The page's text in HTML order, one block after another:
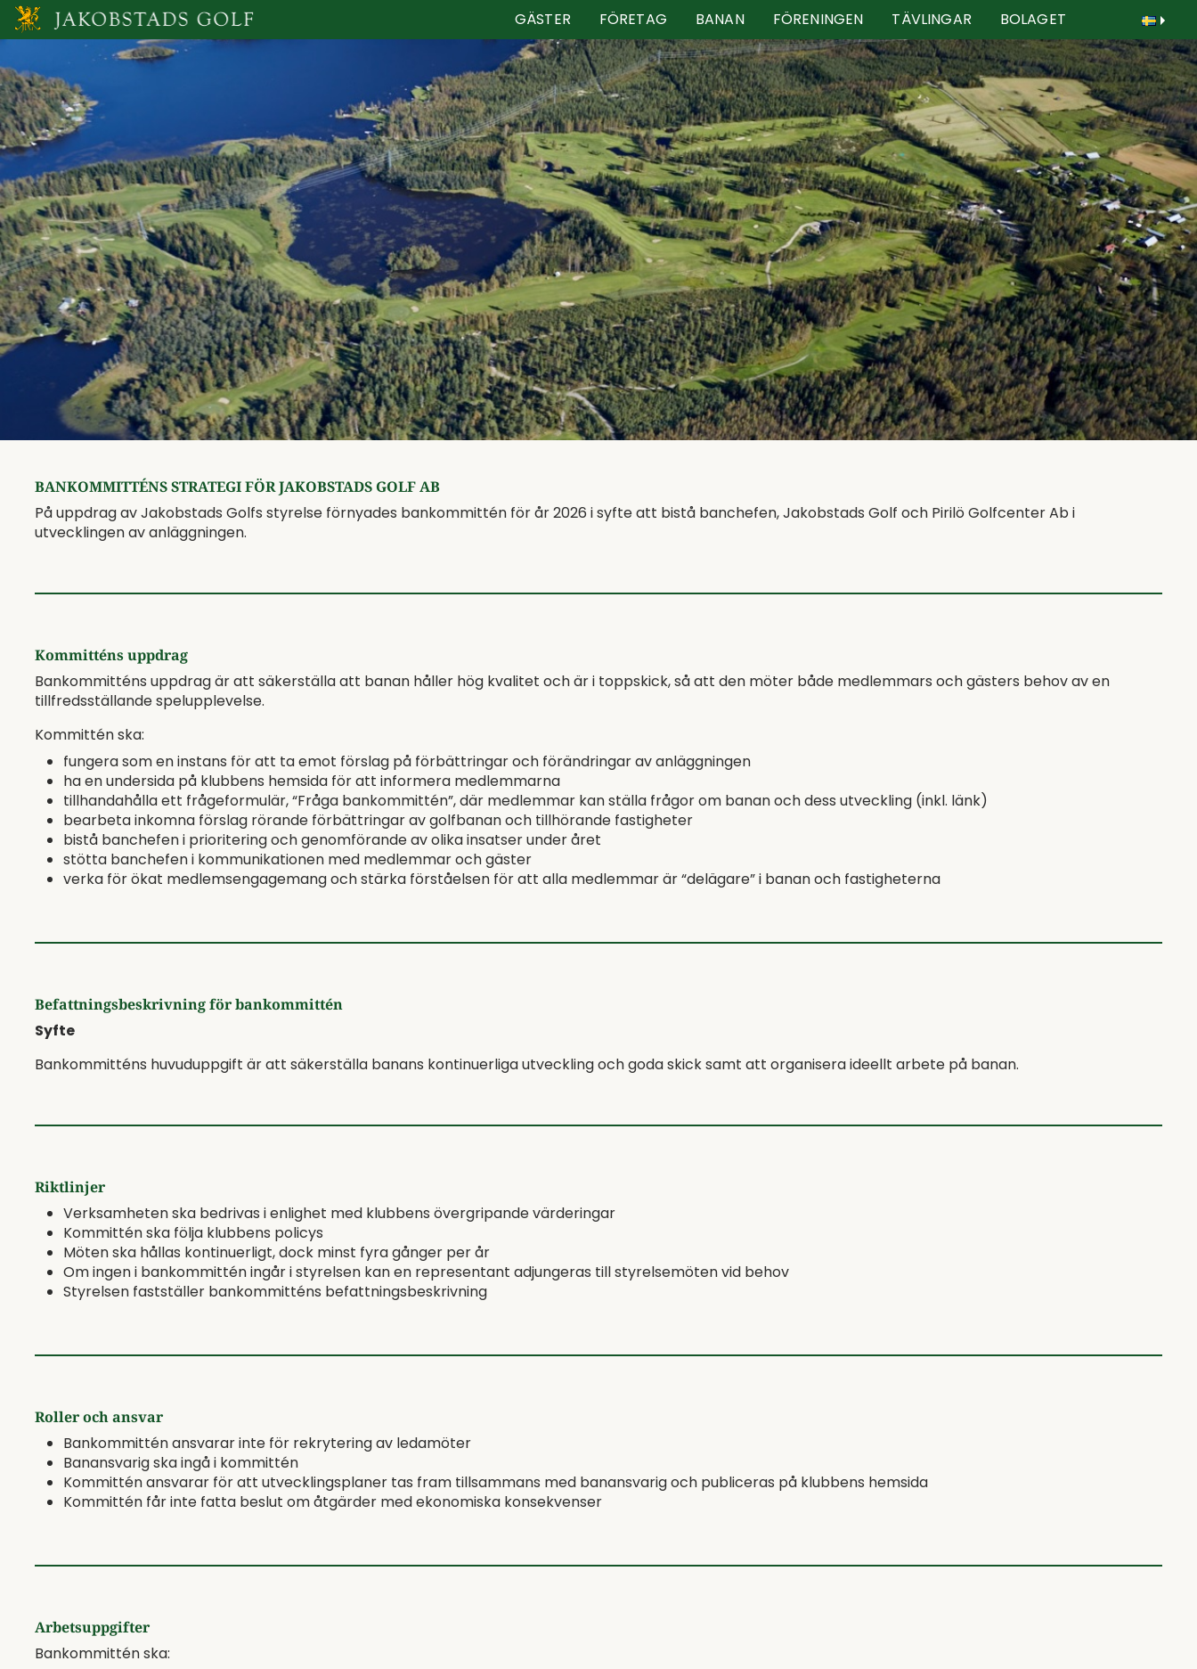
GÄSTER FÖRETAG BANAN FÖRENINGEN TÄVLINGAR BOLAGET
BANKOMMITTÉNS STRATEGI FÖR JAKOBSTADS GOLF AB
På uppdrag av Jakobstads Golfs styrelse förnyades bankommittén för år 2026 i syfte att bistå banchefen, Jakobstads Golf och Pirilö Golfcenter Ab i
utvecklingen av anläggningen.
Kommitténs uppdrag
Bankommitténs uppdrag är att säkerställa att banan håller hög kvalitet och är i toppskick, så att den möter både medlemmars och gästers behov av en
tillfredsställande spelupplevelse.
Kommittén ska:
fungera som en instans för att ta emot förslag på förbättringar och förändringar av anläggningen
ha en undersida på klubbens hemsida för att informera medlemmarna
tillhandahålla ett frågeformulär, “Fråga bankommittén”, där medlemmar kan ställa frågor om banan och dess utveckling (inkl. länk)
bearbeta inkomna förslag rörande förbättringar av golfbanan och tillhörande fastigheter
bistå banchefen i prioritering och genomförande av olika insatser under året
stötta banchefen i kommunikationen med medlemmar och gäster
verka för ökat medlemsengagemang och stärka förståelsen för att alla medlemmar är “delägare” i banan och fastigheterna
Befattningsbeskrivning för bankommittén
Syfte
Bankommitténs huvuduppgift är att säkerställa banans kontinuerliga utveckling och goda skick samt att organisera ideellt arbete på banan.
Riktlinjer
Verksamheten ska bedrivas i enlighet med klubbens övergripande värderingar
Kommittén ska följa klubbens policys
Möten ska hållas kontinuerligt, dock minst fyra gånger per år
Om ingen i bankommittén ingår i styrelsen kan en representant adjungeras till styrelsemöten vid behov
Styrelsen fastställer bankommitténs befattningsbeskrivning
Roller och ansvar
Bankommittén ansvarar inte för rekrytering av ledamöter
Banansvarig ska ingå i kommittén
Kommittén ansvarar för att utvecklingsplaner tas fram tillsammans med banansvarig och publiceras på klubbens hemsida
Kommittén får inte fatta beslut om åtgärder med ekonomiska konsekvenser
Arbetsuppgifter
Bankommittén ska: